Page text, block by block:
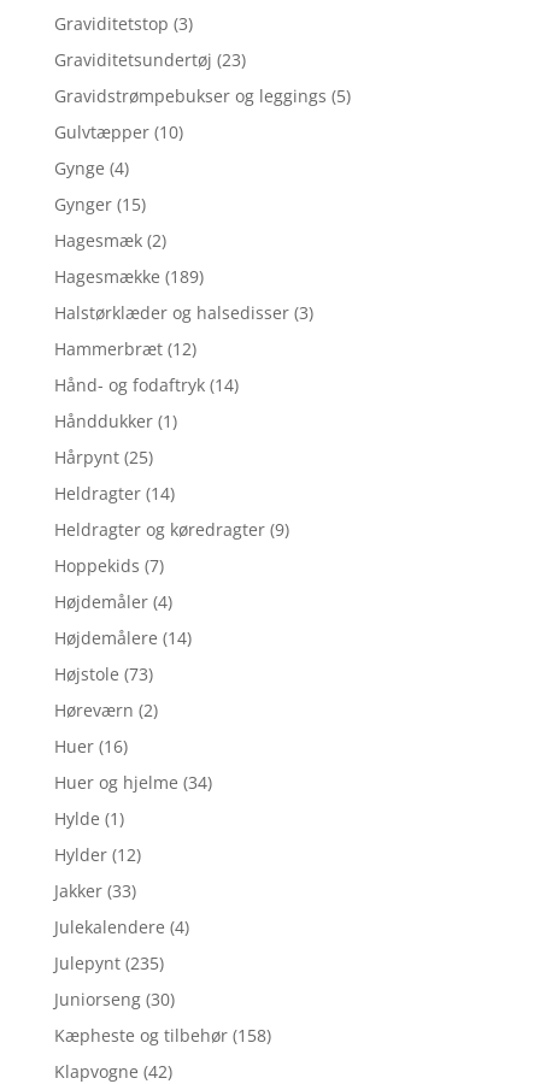
Graviditetstop (3)
Graviditetsundertøj (23)
Gravidstrømpebukser og leggings (5)
Gulvtæpper (10)
Gynge (4)
Gynger (15)
Hagesmæk (2)
Hagesmække (189)
Halstørklæder og halsedisser (3)
Hammerbræt (12)
Hånd- og fodaftryk (14)
Hånddukker (1)
Hårpynt (25)
Heldragter (14)
Heldragter og køredragter (9)
Hoppekids (7)
Højdemåler (4)
Højdemålere (14)
Højstole (73)
Høreværn (2)
Huer (16)
Huer og hjelme (34)
Hylde (1)
Hylder (12)
Jakker (33)
Julekalendere (4)
Julepynt (235)
Juniorseng (30)
Kæpheste og tilbehør (158)
Klapvogne (42)